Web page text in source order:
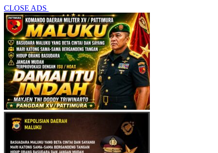
CLOSE ADS